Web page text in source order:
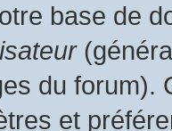
base de
du forum).
et